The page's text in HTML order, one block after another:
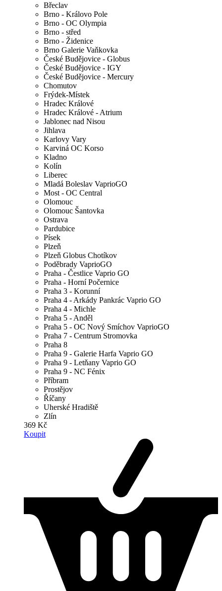
Břeclav
Brno - Královo Pole
Brno - OC Olympia
Brno - střed
Brno - Židenice
Brno Galerie Vaňkovka
České Budějovice - Globus
České Budějovice - IGY
České Budějovice - Mercury
Chomutov
Frýdek-Místek
Hradec Králové
Hradec Králové - Atrium
Jablonec nad Nisou
Jihlava
Karlovy Vary
Karviná OC Korso
Kladno
Kolín
Liberec
Mladá Boleslav VaprioGO
Most - OC Central
Olomouc
Olomouc Šantovka
Ostrava
Pardubice
Písek
Plzeň
Plzeň Globus Chotíkov
Poděbrady VaprioGO
Praha - Čestlice Vaprio GO
Praha - Horní Počernice
Praha 3 - Korunní
Praha 4 - Arkády Pankrác Vaprio GO
Praha 4 - Michle
Praha 5 - Anděl
Praha 5 - OC Nový Smíchov VaprioGO
Praha 7 - Centrum Stromovka
Praha 8
Praha 9 - Galerie Harfa Vaprio GO
Praha 9 - Letňany Vaprio GO
Praha 9 - NC Fénix
Příbram
Prostějov
Říčany
Uherské Hradiště
Zlín
369 Kč
Koupit